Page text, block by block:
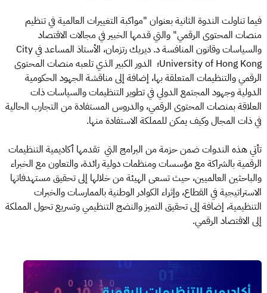
فيما تناولت الندوة الثانية بعنوان "مواكبة التغييرات العالمية في تنظيم
منصات المحتوى الرقمي" والتي قدمها الخبير في مجالات الاقتصاد
والسياسات وقانون المنافسة د. ديريك رتزمان، الأستاذ المساعد في City
University of Hong Kong؛ الدور الكبير الذي تلعبه منصات المحتوى
الرقمي والتنظيمات المتعلقة بها، إضافة إلى مناقشة الجهود الحكومية
الدولية وجهود المجتمع الدولي في تطوير التنظيمات والسياسات ذات
العلاقة بمنصات المحتوى الرقمي، والدروس المستفادة من التجارب الحالية
في ذات المجال وكيف يمكن للمملكة الاستفادة منها.
تأتي هذه الندوات ضمن حزمة من البرامج التي تقدمها أكاديمية التنظيمات
الرقمية بالشراكة مع مؤسسات ومنظمات دولية رائدة، والتعاون مع الخبراء
والباحثين العالميين، حيث تسعى الهيئة من خلالها إلى تحقيق مستهدفاتها
الاستراتيجية في القطاع، وإثراء الكوادر الوطنية بالممارسات والخبرات
التنظيمية، إضافة إلى تحقيق التميز والنضج التنظيمي وتسريع تحول المملكة
إلى الاقتصاد الرقمي.